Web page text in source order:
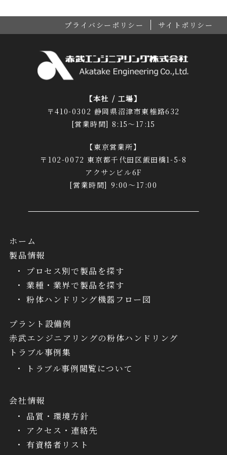
プライバシーポリシー サイトポリシー
【本社 / 工場】
〒410-0302 静岡県沼津市東椎路632
[営業時間] 8:15～17:15
【東京営業所】
〒102-0072 東京都千代田区飯田橋1-5-8
アクサンビル6F
[営業時間] 9:00～17:00
ホーム
製品情報
プロセス別で製品を探す
業種・業界で製品を探す
粉体ハンドリング機器フロー図
プラント設備例
赤武エンジニアリングの粉体ハンドリング
トラブル事例集
トラブル事例閲覧について
会社情報
品質・環境方針
アクセス・連絡先
有資格者リスト